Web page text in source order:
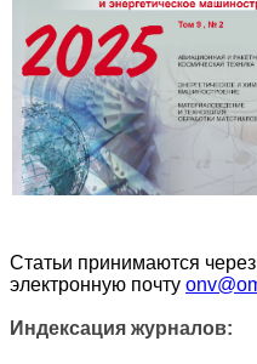
Статьи принимаются
электронную почту
Индексация журналов: